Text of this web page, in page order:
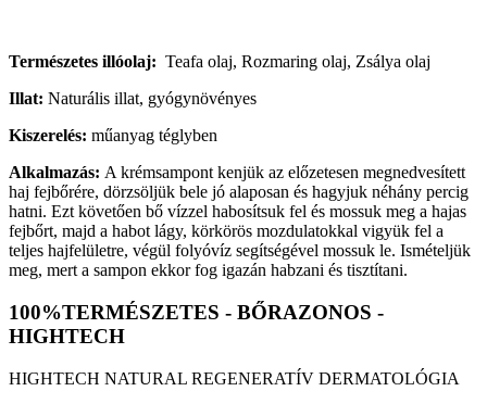
Természetes illóolaj: Teafa olaj, Rozmaring olaj, Zsálya olaj
Illat: Naturális illat, gyógynövényes
Kiszerelés: műanyag téglyben
Alkalmazás: A krémsampont kenjük az előzetesen megnedvesített
haj fejbőrére, dörzsöljük bele jó alaposan és hagyjuk néhány percig
hatni. Ezt követően bő vízzel habosítsuk fel és mossuk meg a hajas
fejbőrt, majd a habot lágy, körkörös mozdulatokkal vigyük fel a
teljes hajfelületre, végül folyóvíz segítségével mossuk le. Ismételjük
meg, mert a sampon ekkor fog igazán habzani és tisztítani.
100%TERMÉSZETES - BŐRAZONOS -
HIGHTECH
HIGHTECH NATURAL REGENERATÍV DERMATOLÓGIA